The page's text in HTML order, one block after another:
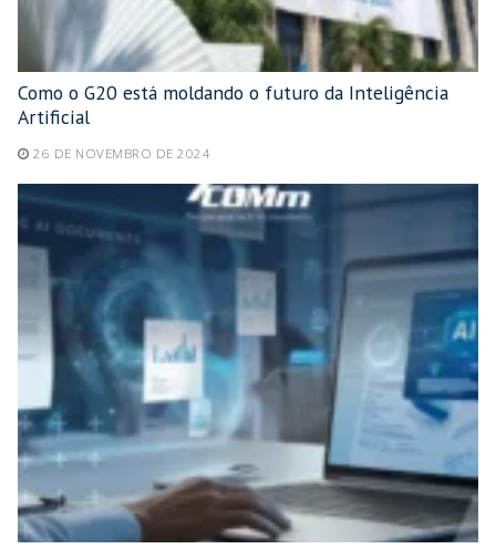
Como o G20 está moldando o futuro da Inteligência
Artificial
26 DE NOVEMBRO DE 2024